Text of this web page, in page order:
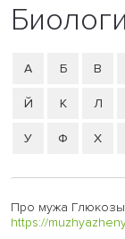
А Б В
Й К Л
У Ф Х
Про мужа
https://